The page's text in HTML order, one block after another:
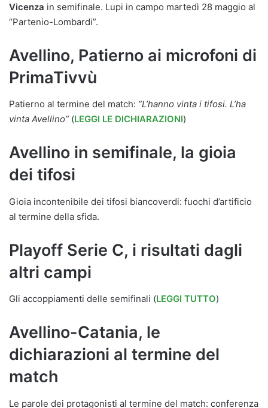
Vicenza in semifinale. Lupi in campo martedì 28 maggio al
“Partenio-Lombardi”.
Avellino, Patierno ai microfoni di
PrimaTivvù
Patierno al termine del match: “L’hanno vinta i tifosi. L’ha
vinta Avellino” (LEGGI LE DICHIARAZIONI)
Avellino in semifinale, la gioia
dei tifosi
Gioia incontenibile dei tifosi biancoverdi: fuochi d’artificio
al termine della sfida.
Playoff Serie C, i risultati dagli
altri campi
Gli accoppiamenti delle semifinali (LEGGI TUTTO)
Avellino-Catania, le
dichiarazioni al termine del
match
Le parole dei protagonisti al termine del match: conferenza